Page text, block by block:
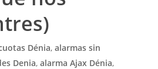
Dénia,alarmas sin
Denia,alarma Ajax Dénia,